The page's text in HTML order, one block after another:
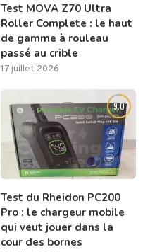
Test MOVA Z70 Ultra
Roller Complete : le haut
de gamme à rouleau
passé au crible
17 juillet 2026
9.0
Test du Rheidon PC200
Pro : le chargeur mobile
qui veut jouer dans la
cour des bornes